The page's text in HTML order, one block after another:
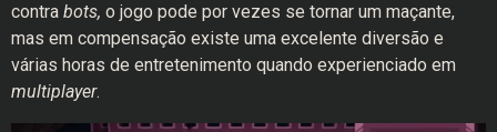
contra bots, o jogo pode por vezes se tornar um maçante,
mas em compensação existe uma excelente diversão e
várias horas de entretenimento quando experienciado em
multiplayer.